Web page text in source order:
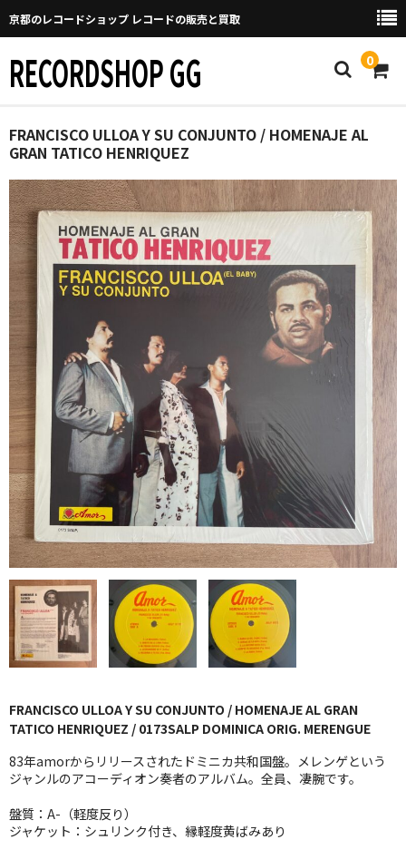
京都のレコードショップ レコードの販売と買取
RECORDSHOP GG 0
Home
GGについて
買取について
取り置きなどについて
New Arrivals
新譜
GG RECORD （当店のレーベル）
全商品
JAZZ-US
BLUE NOTE
JAZZ-EU
JAZZ-JP
JAZZ-VOCAL
J-POP
FOLK,SSW
WORLD
FRANCISCO ULLOA Y SU CONJUNTO / HOMENAJE AL
GRAN TATICO HENRIQUEZ
FRANCISCO ULLOA Y SU CONJUNTO / HOMENAJE AL GRAN
TATICO HENRIQUEZ / 0173SALP DOMINICA ORIG. MERENGUE
83年amorからリリースされたドミニカ共和国盤。メレンゲという
ジャンルのアコーディオン奏者のアルバム。全員、凄腕です。
盤質：A-（軽度反り）
ジャケット：シュリンク付き、縁軽度黄ばみあり